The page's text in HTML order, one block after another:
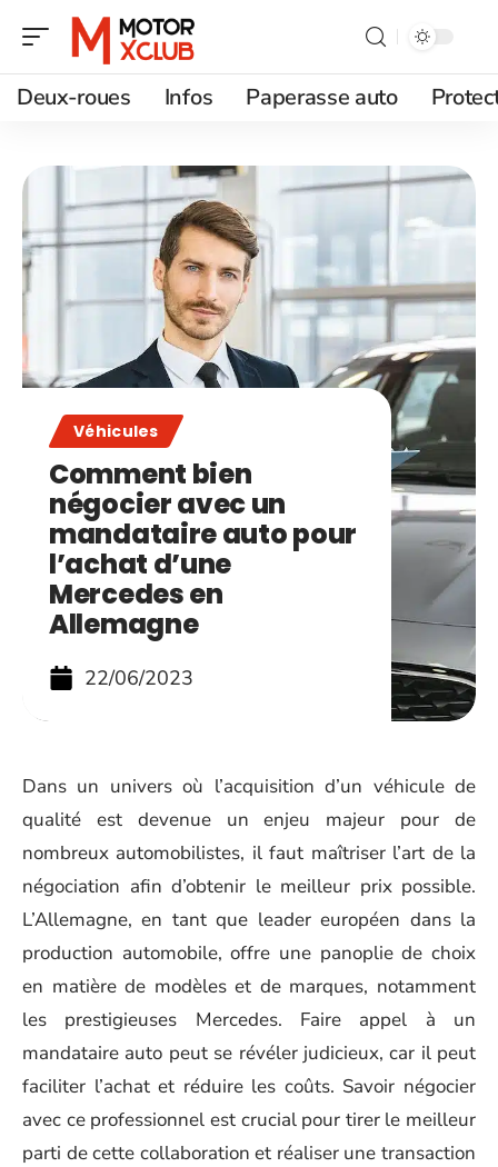
Deux-roues Infos Paperasse auto
Véhicules
Comment bien
négocier avec un
mandataire auto pour
l’achat d’une
Mercedes en
Allemagne
22/06/2023
Dans un univers où l’acquisition d’un véhicule de
qualité est devenue un enjeu majeur pour de
nombreux automobilistes, il faut maîtriser l’art de la
négociation afin d’obtenir le meilleur prix possible.
L’Allemagne, en tant que leader européen dans la
production automobile, offre une panoplie de choix
en matière de modèles et de marques, notamment
les prestigieuses Mercedes. Faire appel à un
mandataire auto peut se révéler judicieux, car il peut
faciliter l’achat et réduire les coûts. Savoir négocier
avec ce professionnel est crucial pour tirer le meilleur
parti de cette collaboration et réaliser une transaction